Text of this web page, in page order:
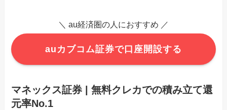
＼ au経済圏の人におすすめ ／
auカブコム証券で口座開設する
マネックス証券 | 無料クレカでの積み立て還
元率No.1